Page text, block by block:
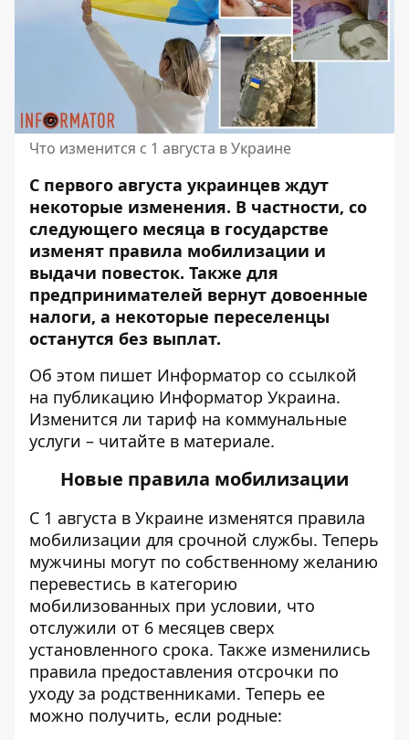
Что изменится с 1 августа в Украине
С первого августа украинцев ждут
некоторые изменения. В частности, со
следующего месяца в государстве
изменят правила мобилизации и
выдачи повесток. Также для
предпринимателей вернут довоенные
налоги, а некоторые переселенцы
останутся без выплат.
Об этом пишет Информатор со ссылкой
на публикацию Информатор Украина.
Изменится ли тариф на коммунальные
услуги – читайте в материале.
Новые правила мобилизации
С 1 августа в Украине изменятся правила
мобилизации для срочной службы. Теперь
мужчины могут по собственному желанию
перевестись в категорию
мобилизованных при условии, что
отслужили от 6 месяцев сверх
установленного срока. Также изменились
правила предоставления отсрочки по
уходу за родственниками. Теперь ее
можно получить, если родные: